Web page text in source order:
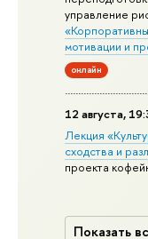
управление
мотивации и
онлайн
12 августа,
Лекция
сходства и
проекта
Показать